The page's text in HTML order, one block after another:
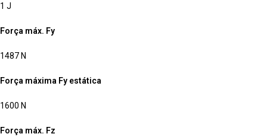
1 J
Força máx. Fy
1487 N
Força máxima Fy estática
1600 N
Força máx. Fz